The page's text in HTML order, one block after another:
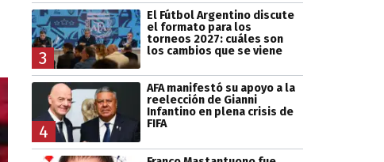
3
El Fútbol Argentino discute
el formato para los
torneos 2027: cuáles son
los cambios que se viene
4
AFA manifestó su apoyo a la
reelección de Gianni
Infantino en plena crisis de
FIFA